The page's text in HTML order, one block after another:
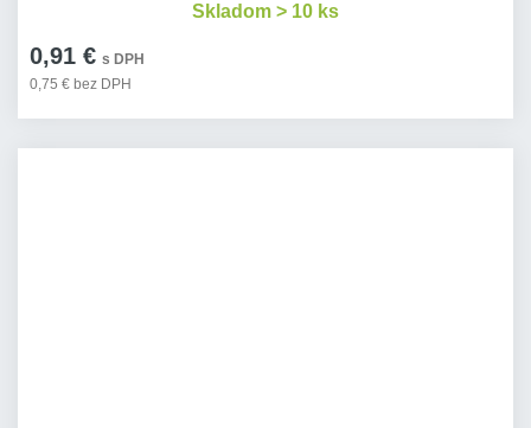
0,91 € s DPH
0,75 € bez DPH
Skladom > 10 ks